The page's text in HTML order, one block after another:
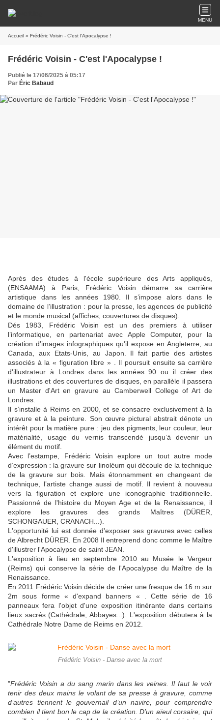
MENU
Accueil » Frédéric Voisin - C'est l'Apocalypse !
Frédéric Voisin - C'est l'Apocalypse !
Publié le 17/06/2025 à 05:17
Par Éric Babaud
Après des études à l'école supérieure des Arts appliqués,
(ENSAAMA) à Paris, Frédéric Voisin démarre sa carrière
artistique dans les années 1980. Il s’impose alors dans le
domaine de l’illustration : pour la presse, les agences de publicité
et le monde musical (affiches, couvertures de disques).
Dés 1983, Frédéric Voisin est un des premiers à utiliser
l’informatique, en partenariat avec Apple Computer, pour la
création d’images infographiques qu'il expose en Angleterre, au
Canada, aux Etats-Unis, au Japon. Il fait partie des artistes
associés à la « figuration libre » . Il poursuit ensuite sa carrière
d'illustrateur à Londres dans les années 90 ou il créer des
illustrations et des couvertures de disques, en parallèle il passera
un Master d'Art en gravure au Camberwell College of Art de
Londres.
Il s’installe à Reims en 2000, et se consacre exclusivement à la
gravure et à la peinture. Son œuvre pictural abstrait dénote un
intérêt pour la matière pure : jeu des pigments, leur couleur, leur
matérialité, usage du vernis transcendé jusqu’à devenir un
élément du motif.
Avec l’estampe, Frédéric Voisin explore un tout autre mode
d’expression : la gravure sur linoléum qui découle de la technique
de la gravure sur bois. Mais étonnamment en changeant de
technique, l’artiste change aussi de motif. Il revient à nouveau
vers la figuration et explore une iconographie traditionnelle.
Passionné de l'histoire du Moyen Age et de la Renaissance, il
explore les gravures des grands Maîtres (DÜRER,
SCHONGAUER, CRANACH...).
L'opportunité lui est donnée d'exposer ses gravures avec celles
de Albrecht DÜRER. En 2008 Il entreprend donc comme le Maître
d'illustrer l'Apocalypse de saint JEAN.
L'exposition à lieu en septembre 2010 au Musée le Vergeur
(Reims) qui conserve la série de l'Apocalypse du Maître de la
Renaissance.
En 2011 Frédéric Voisin décide de créer une fresque de 16 m sur
2m sous forme « d'expand banners « . Cette série de 16
panneaux fera l'objet d'une exposition itinérante dans certains
lieux sacrés (Cathédrale, Abbayes...). L'exposition débutera à la
Cathédrale Notre Dame de Reims en 2012.
Frédéric Voisin - Danse avec la mort
"Frédéric Voisin a du sang marin dans les veines. Il faut le voir
tenir des deux mains le volant de sa presse à gravure, comme
d’autres tiennent le gouvernail d’un navire, pour comprendre
combien il tient bon le cap de la création. D’un aïeul corsaire, qui